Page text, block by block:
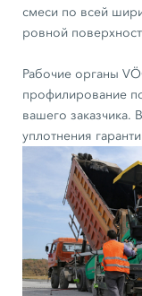
смеси по всей
ровной
Рабочие органы
профилирование
вашего заказчика.
уплотнения